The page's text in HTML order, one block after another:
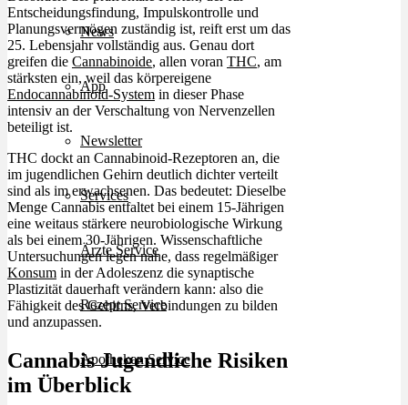
News
App
Newsletter
Services
Ärzte Service
Rezept Service
Apotheken Service
Entscheidungsfindung, Impulskontrolle und
Planungsvermögen zuständig ist, reift erst um das
25. Lebensjahr vollständig aus. Genau dort
greifen die Cannabinoide, allen voran THC, am
stärksten ein, weil das körpereigene
Endocannabinoid-System in dieser Phase
intensiv an der Verschaltung von Nervenzellen
beteiligt ist.
THC dockt an Cannabinoid-Rezeptoren an, die
im jugendlichen Gehirn deutlich dichter verteilt
sind als im erwachsenen. Das bedeutet: Dieselbe
Menge Cannabis entfaltet bei einem 15-Jährigen
eine weitaus stärkere neurobiologische Wirkung
als bei einem 30-Jährigen. Wissenschaftliche
Untersuchungen legen nahe, dass regelmäßiger
Konsum in der Adoleszenz die synaptische
Plastizität dauerhaft verändern kann: also die
Fähigkeit des Gehirns, Verbindungen zu bilden
und anzupassen.
Cannabis Jugendliche Risiken
im Überblick